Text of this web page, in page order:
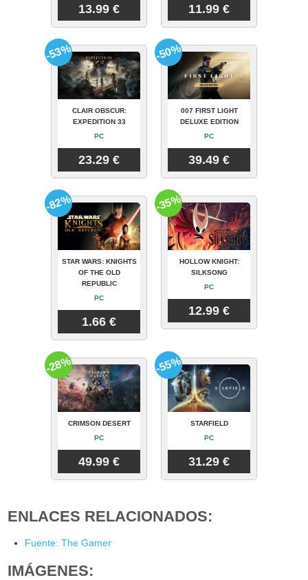
13.99 € 11.99 €
CLAIR OBSCUR:
EXPEDITION 33
PC
23.29 €
-53%
007 FIRST LIGHT
DELUXE EDITION
PC
39.49 €
-50%
STAR WARS: KNIGHTS
OF THE OLD
REPUBLIC
PC
1.66 €
-82%
HOLLOW KNIGHT:
SILKSONG
PC
12.99 €
-35%
CRIMSON DESERT
PC
49.99 €
-28%
STARFIELD
PC
31.29 €
-55%
ENLACES RELACIONADOS:
Fuente: The Gamer
IMÁGENES: